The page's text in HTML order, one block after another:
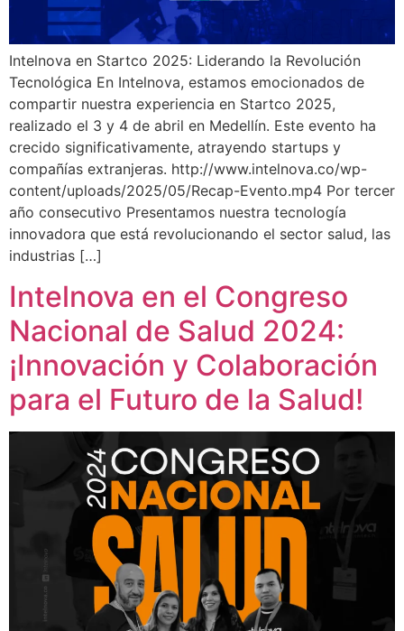
Intelnova en Startco 2025: Liderando la Revolución
Tecnológica En Intelnova, estamos emocionados de
compartir nuestra experiencia en Startco 2025,
realizado el 3 y 4 de abril en Medellín. Este evento ha
crecido significativamente, atrayendo startups y
compañías extranjeras. http://www.intelnova.co/wp-
content/uploads/2025/05/Recap-Evento.mp4 Por tercer
año consecutivo Presentamos nuestra tecnología
innovadora que está revolucionando el sector salud, las
industrias […]
Intelnova en el Congreso
Nacional de Salud 2024:
¡Innovación y Colaboración
para el Futuro de la Salud!